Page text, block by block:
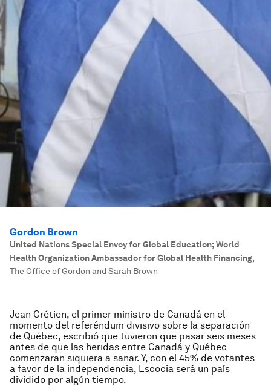
Gordon Brown
United Nations Special Envoy for Global Education; World
Health Organization Ambassador for Global Health Financing,
The Office of Gordon and Sarah Brown
Jean Crétien, el primer ministro de Canadá en el
momento del referéndum divisivo sobre la separación
de Québec, escribió que tuvieron que pasar seis meses
antes de que las heridas entre Canadá y Québec
comenzaran siquiera a sanar. Y, con el 45% de votantes
a favor de la independencia, Escocia será un país
dividido por algún tiempo.